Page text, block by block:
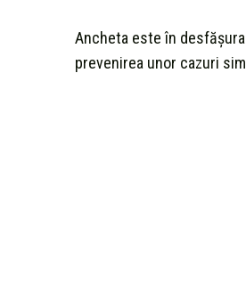
Ancheta este în
prevenirea unor cazuri